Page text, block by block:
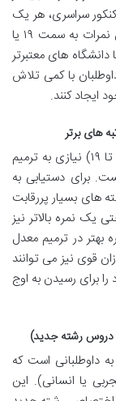
سراسری، هر یک
صدم نمره می تواند سرنوشت ساز باشد. بهبود این نمرات به سمت ۱۹ یا
دانشگاه های معتبرتر
با کمی تلاش
ایجاد کنند.
ممکن است تصور شود داوطلبانی با نمرات بالا (۱۸ تا ۱۹) نیازی به ترمیم
برای دستیابی به
های بسیار پررقابت
یک نمره بالاتر نیز
بهتر در ترمیم معدل
قوی نیز می توانند
خود را برای رسیدن به اوج
داوطلبانی است که
یا انسانی). این